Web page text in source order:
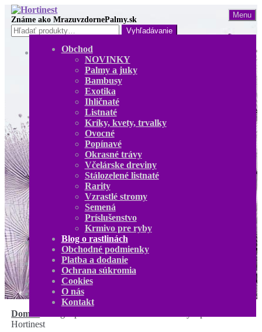
Preskočiť
na
navigáciu
Preskočiť
na
obsah
Hľadať:
Menu
Obchod
NOVINKY
Palmy a juky
Bambusy
Exotika
Ihličnaté
Listnaté
Kríky, kvety, trvalky
Ovocné
Popínavé
Okrasné trávy
Včelárske dreviny
Stálozelené listnaté
Rarity
Vzrastlé stromy
Semená
Príslušenstvo
Krmivo pre ryby
Blog o rastlinách
O nás
Kontakt
Obchod
NOVINKY
Palmy a juky
Bambusy
Exotika
Ihličnaté
Listnaté
Kríky, kvety, trvalky
Ovocné
Popínavé
Okrasné trávy
Včelárske dreviny
Stálozelené listnaté
Rarity
Vzrastlé stromy
Semená
Príslušenstvo
Krmivo pre ryby
Blog o rastlinách
Obchodné podmienky
Platba a dodanie
Ochrana súkromia
Cookies
O nás
Kontakt
€ 0 produktov
Domov
Hortinest